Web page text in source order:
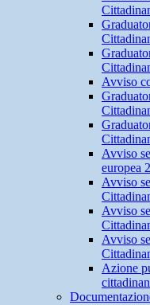
Avviso
Avviso
europea
Avviso
Avviso
Avviso
Azione